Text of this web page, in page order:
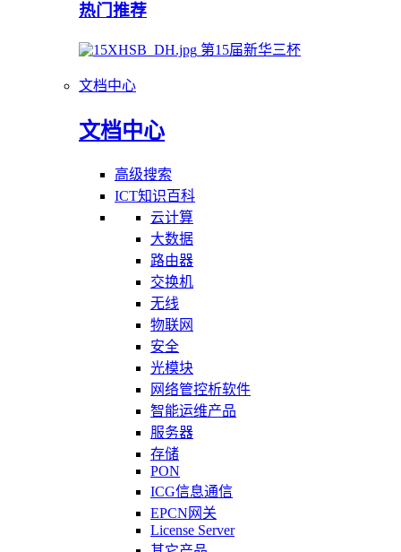
热门推荐
第15届新华三杯
文档中心
文档中心
高级搜索
ICT知识百科
云计算
大数据
路由器
交换机
无线
物联网
安全
光模块
网络管控析软件
智能运维产品
服务器
存储
PON
ICG信息通信
EPCN网关
License Server